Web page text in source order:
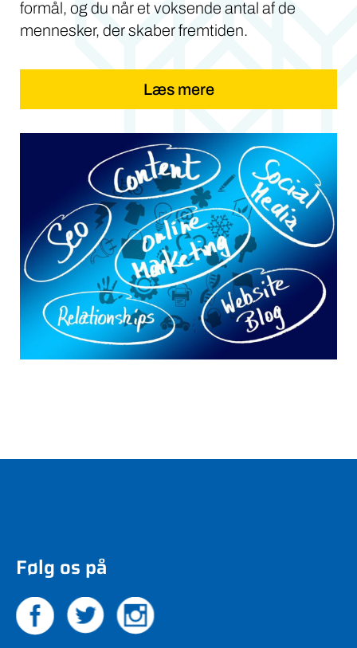
formål, og du når et voksende antal af de
mennesker, der skaber fremtiden.
Læs mere
Følg os på